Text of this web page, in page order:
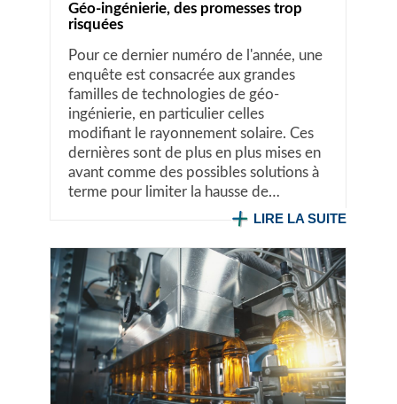
Géo-ingénierie, des promesses trop
risquées
Pour ce dernier numéro de l'année, une
enquête est consacrée aux grandes
familles de technologies de géo-
ingénierie, en particulier celles
modifiant le rayonnement solaire. Ces
dernières sont de plus en plus mises en
avant comme des possibles solutions à
terme pour limiter la hausse de…
LIRE LA SUITE